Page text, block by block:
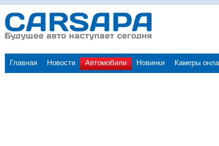
Главная Новости Автомобили Новинки Камеры